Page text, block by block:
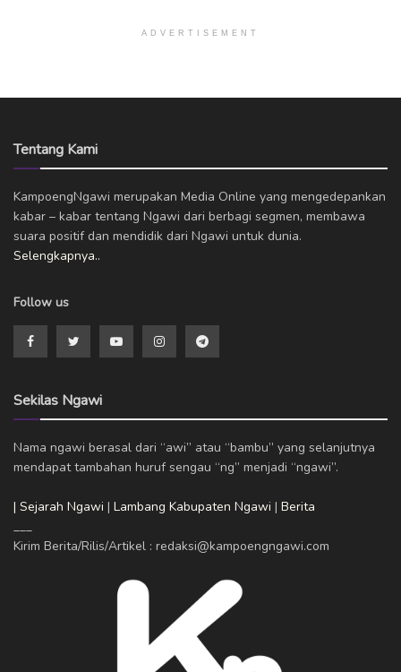
ADVERTISEMENT
Tentang Kami
KampoengNgawi merupakan Media Online yang mengedepankan
kabar – kabar tentang Ngawi dari berbagi segmen, membawa
suara positif dan mendidik dari Ngawi untuk dunia.
Selengkapnya..
Follow us
Sekilas Ngawi
Nama ngawi berasal dari “awi” atau “bambu” yang selanjutnya
mendapat tambahan huruf sengau “ng” menjadi “ngawi”.
| Sejarah Ngawi | Lambang Kabupaten Ngawi | Berita
___
Kirim Berita/Rilis/Artikel : redaksi@kampoengngawi.com